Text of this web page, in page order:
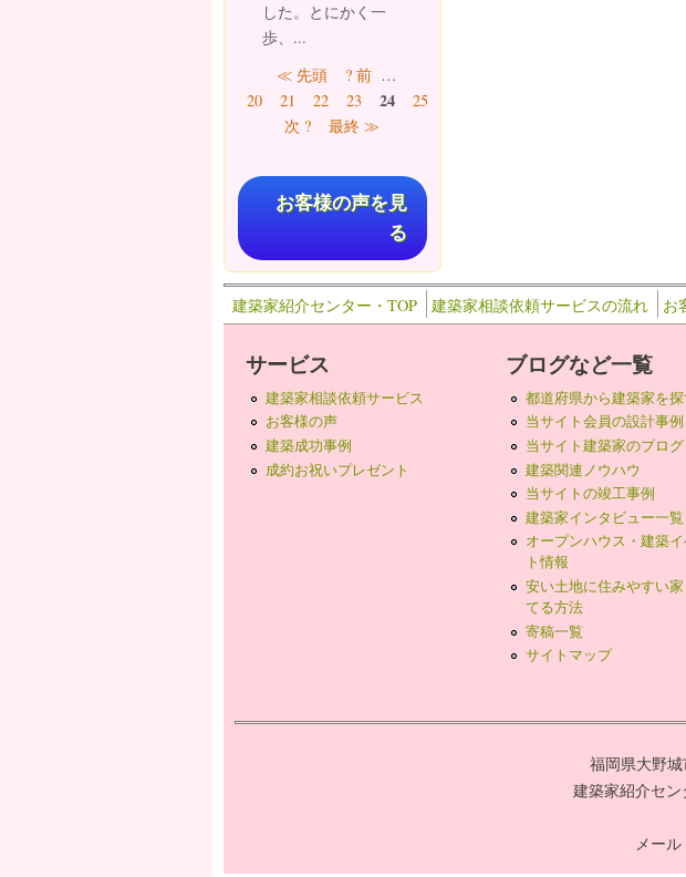
した。とにかく一
歩、...
ページ≪ 先頭 ? 前 …
20
21 22 23 24 25
次 ?
最終 ≫
お客様の声を見
る
建築家紹介センター・TOP 建築家相談依頼サービスの流れ お
サービス
建築家相談依頼サービス
お客様の声
建築成功事例
成約お祝いプレゼント
ブログなど一覧
都道府県から建築家を
当サイト会員の設計事例
当サイト建築家のブログ
建築関連ノウハウ
当サイトの竣工事例
建築家インタビュー一覧
オープンハウス・建築
ト情報
安い土地に住みやすい
てる方法
寄稿一覧
サイトマップ
福岡県大野
建築家紹介セン
メール